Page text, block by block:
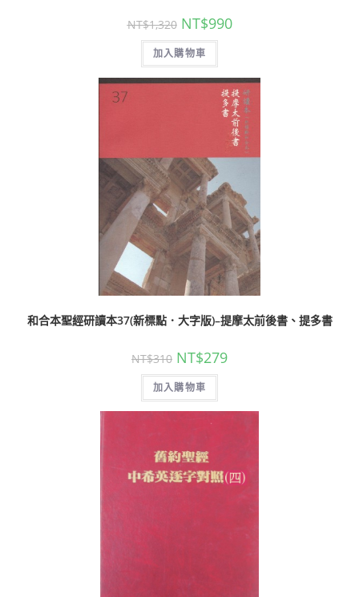
NT$1,320 NT$990
加入購物車
和合本聖經研讀本37(新標點．大字版)–提摩太前後書、提多書
NT$310 NT$279
加入購物車